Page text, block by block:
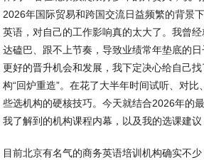
2026年国际贸易和跨国交流日益频繁的背景
英语，对自己的工作影响真的太大了。我曾
达磕巴、跟不上节奏，导致业绩常年垫底的
更好的晋升机会和发展，我下定决心给自己
构“回炉重造”。在花了大半年时间试听、对
些选机构的硬核技巧。今天就结合2026年的
我了解到的机构课程内幕，以及我的选课建议
目前北京有名气的商务英语培训机构确实不